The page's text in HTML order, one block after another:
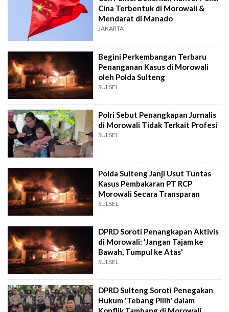
Cina Terbentuk di Morowali &
Mendarat di Manado
JAKARTA
Begini Perkembangan Terbaru
Penanganan Kasus di Morowali
oleh Polda Sulteng
SULSEL
Polri Sebut Penangkapan Jurnalis
di Morowali Tidak Terkait Profesi
SULSEL
Polda Sulteng Janji Usut Tuntas
Kasus Pembakaran PT RCP
Morowali Secara Transparan
SULSEL
DPRD Soroti Penangkapan Aktivis
di Morowali: 'Jangan Tajam ke
Bawah, Tumpul ke Atas'
SULSEL
DPRD Sulteng Soroti Penegakan
Hukum 'Tebang Pilih' dalam